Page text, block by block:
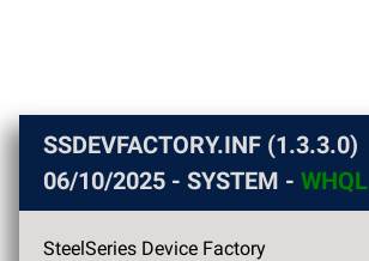
SSDEVFACTORY.INF (1.3.3.0)
06/10/2025 - SYSTEM - WHQL
SteelSeries Device Factory